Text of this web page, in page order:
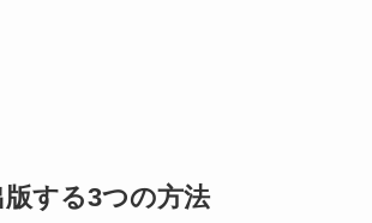
する3つの方法